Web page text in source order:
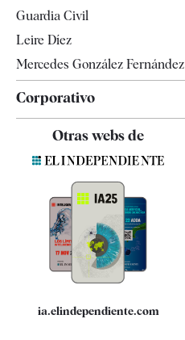
Guardia Civil
Leire Díez
Mercedes González Fernández
Corporativo
Quiénes somos
Especificaciones
Otras webs de
ia.elindependiente.com